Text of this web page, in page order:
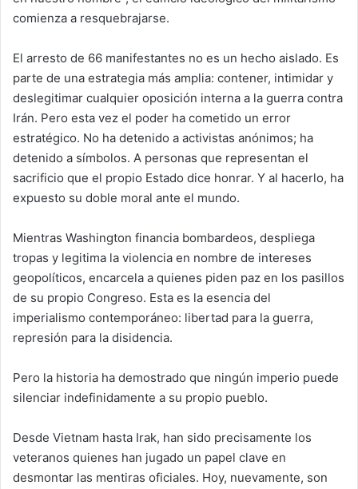
comienza a resquebrajarse.
El arresto de 66 manifestantes no es un hecho aislado. Es
parte de una estrategia más amplia: contener, intimidar y
deslegitimar cualquier oposición interna a la guerra contra
Irán. Pero esta vez el poder ha cometido un error
estratégico. No ha detenido a activistas anónimos; ha
detenido a símbolos. A personas que representan el
sacrificio que el propio Estado dice honrar. Y al hacerlo, ha
expuesto su doble moral ante el mundo.
Mientras Washington financia bombardeos, despliega
tropas y legitima la violencia en nombre de intereses
geopolíticos, encarcela a quienes piden paz en los pasillos
de su propio Congreso. Esta es la esencia del
imperialismo contemporáneo: libertad para la guerra,
represión para la disidencia.
Pero la historia ha demostrado que ningún imperio puede
silenciar indefinidamente a su propio pueblo.
Desde Vietnam hasta Irak, han sido precisamente los
veteranos quienes han jugado un papel clave en
desmontar las mentiras oficiales. Hoy, nuevamente, son